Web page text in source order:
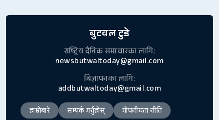
बुटवल टुडे
राष्ट्रिय दैनिक समाचारका लागि:
newsbutwaltoday@gmail.com
बिज्ञापनका लागि:
addbutwaltoday@gmail.com
हाम्रोबारे सम्पर्क गर्नुहोस् गोपनीयता नीति